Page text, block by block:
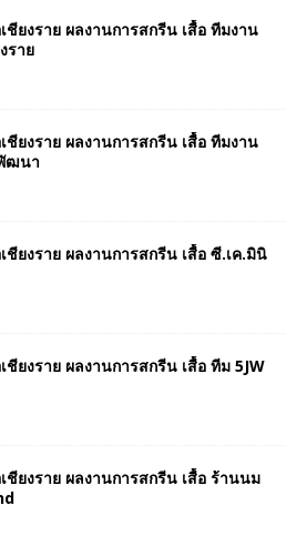
ชียงราย ผลงานการสกรีน เสื้อ ทีมงาน
ราย
ชียงราย ผลงานการสกรีน เสื้อ ทีมงาน
ฒนา
ชียงราย ผลงานการสกรีน เสื้อ ซี.เค.มินิ
ชียงราย ผลงานการสกรีน เสื้อ ทีม 5JW
ชียงราย ผลงานการสกรีน เสื้อ ร้านนม